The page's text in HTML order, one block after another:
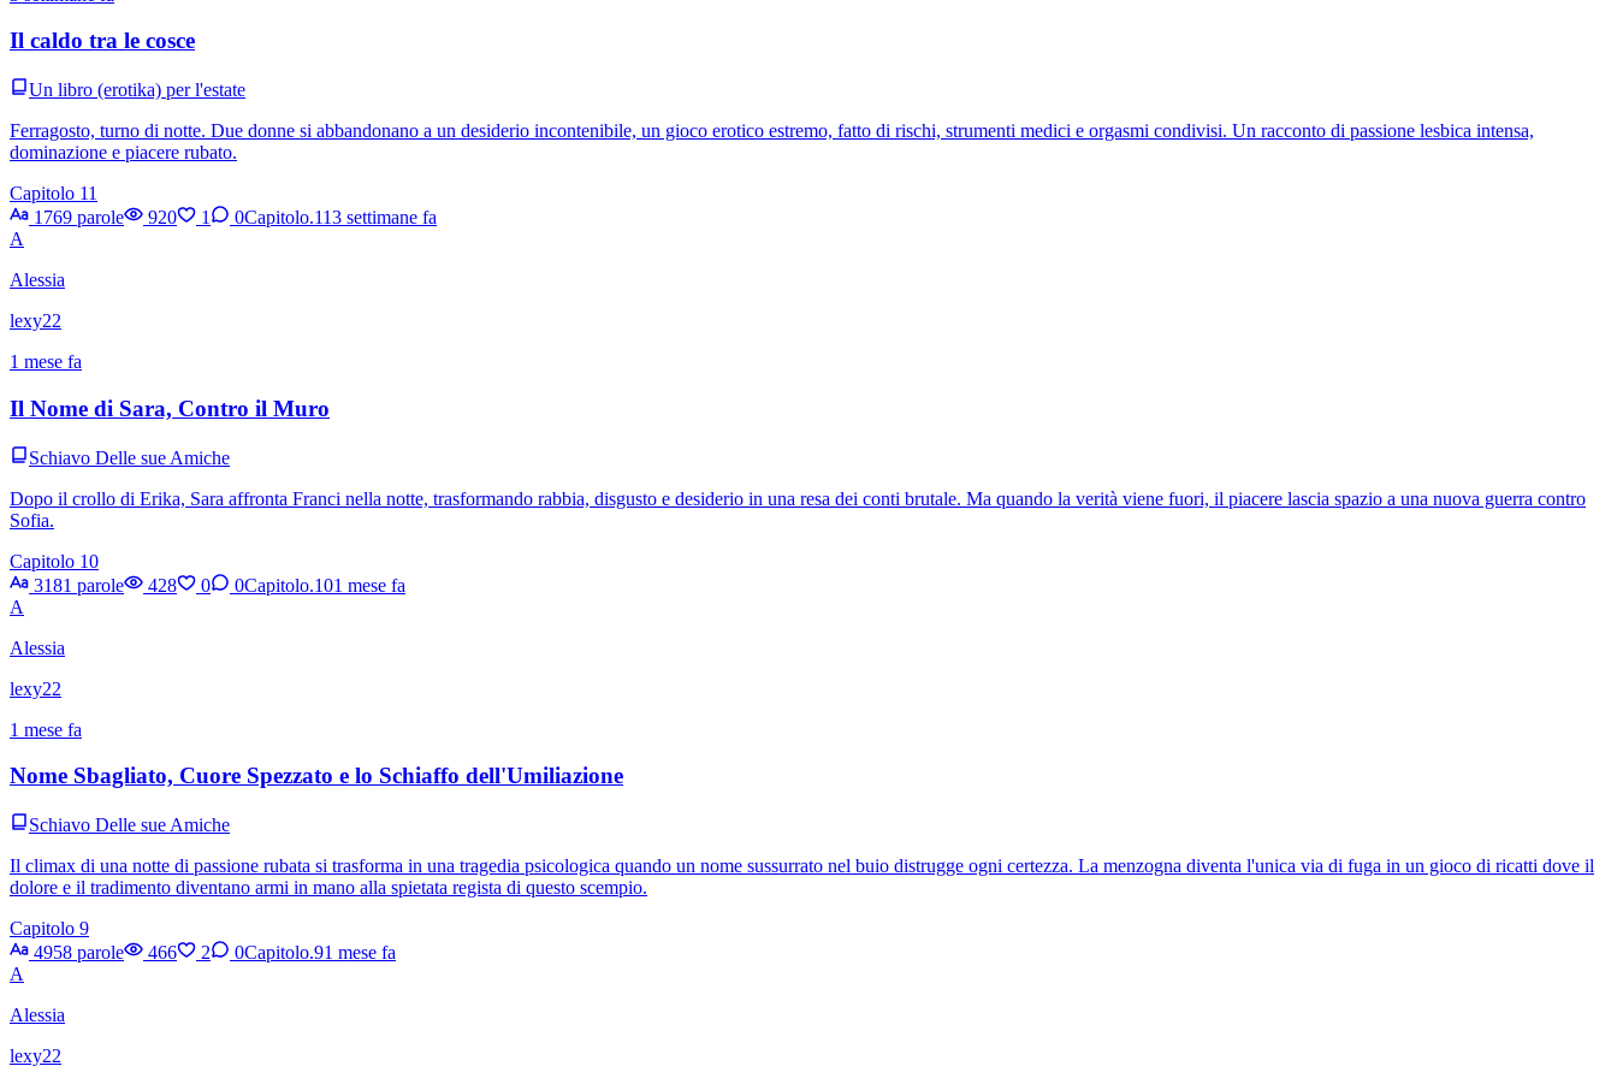
Il caldo tra le cosce
Un libro (erotika) per l'estate
Ferragosto, turno di notte. Due donne si abbandonano a un desiderio incontenibile, un gioco erotico estremo, fatto di rischi, strumenti medici e orgasmi condivisi. Un racconto di passione lesbica intensa,
dominazione e piacere rubato.
Capitolo 11
1769 parole
920 1 0Capitolo.113 settimane fa
A
Alessia
lexy22
1 mese fa
Il Nome di Sara, Contro il Muro
Schiavo Delle sue Amiche
Dopo il crollo di Erika, Sara affronta Franci nella notte, trasformando rabbia, disgusto e desiderio in una resa dei conti brutale. Ma quando la verità viene fuori, il piacere lascia spazio a una nuova guerra contro
Sofia.
Capitolo 10
3181 parole
428 0 0Capitolo.101 mese fa
A
Alessia
lexy22
1 mese fa
Nome Sbagliato, Cuore Spezzato e lo Schiaffo dell'Umiliazione
Schiavo Delle sue Amiche
Il climax di una notte di passione rubata si trasforma in una tragedia psicologica quando un nome sussurrato nel buio distrugge ogni certezza. La menzogna diventa l'unica via di fuga in un gioco di ricatti dove il
dolore e il tradimento diventano armi in mano alla spietata regista di questo scempio.
Capitolo 9
4958 parole
466 2 0Capitolo.91 mese fa
A
Alessia
lexy22